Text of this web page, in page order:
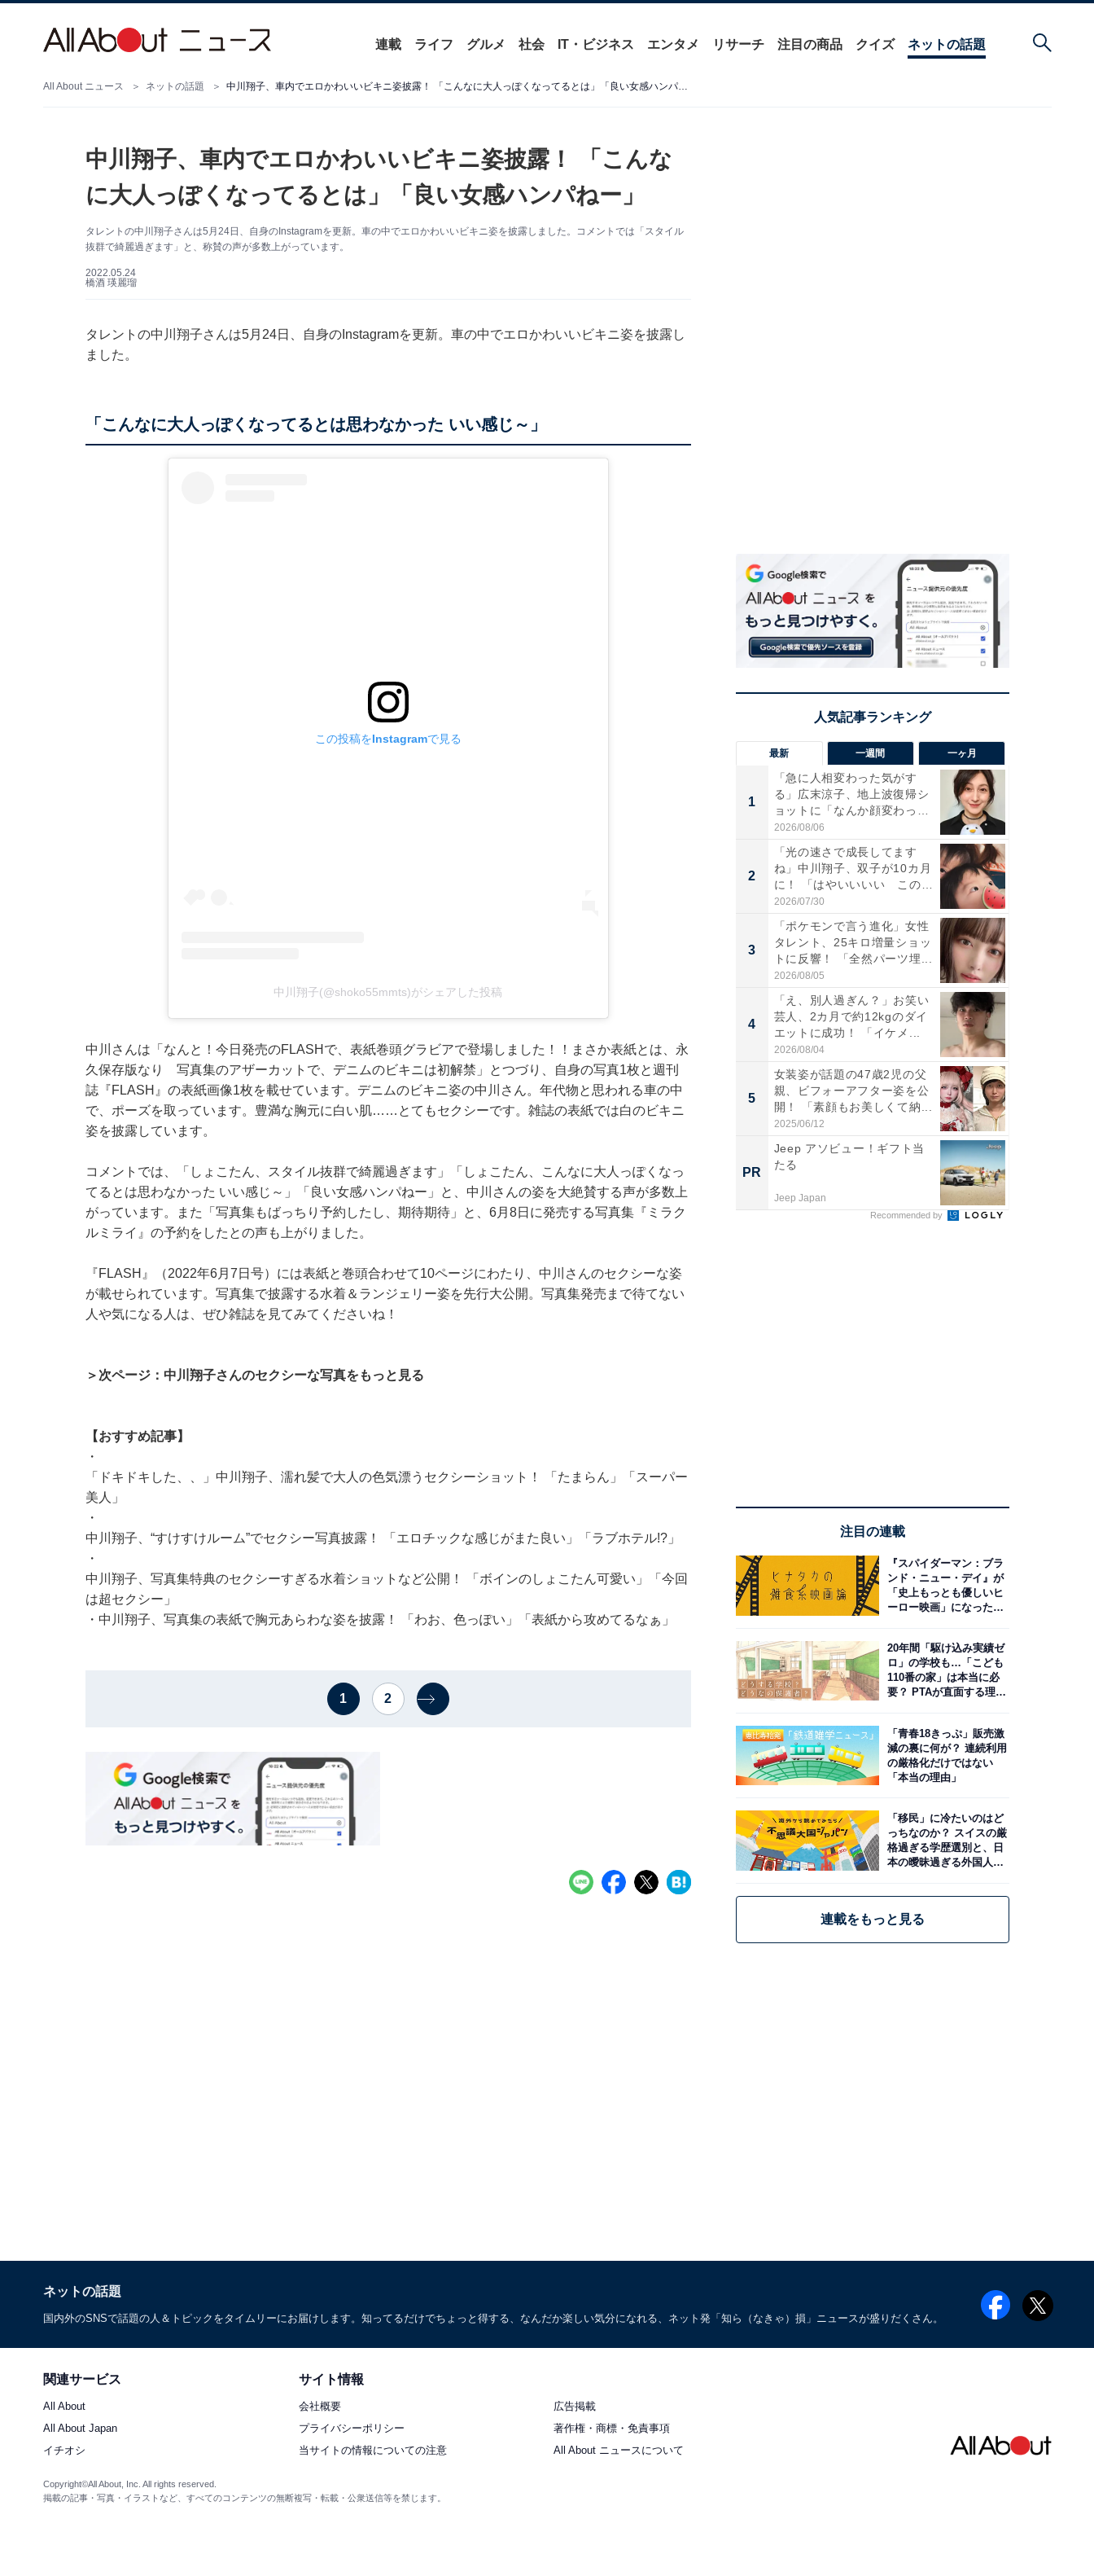
連載 ライフ グルメ 社会 IT・ビジネス エンタメ リサーチ 注目の商品 クイズ ネットの話題
All About ニュース ネットの話題 中川翔子、車内でエロかわいいビキニ姿披露！ 「こんなに大人っぽくなってるとは」「良い女感ハンパねー」
中川翔子、車内でエロかわいいビキニ姿披露！ 「こんな
に大人っぽくなってるとは」「良い女感ハンパねー」
タレントの中川翔子さんは5月24日、自身のInstagramを更新。車の中でエロかわいいビキニ姿を披露しました。コメントでは「スタイル
抜群で綺麗過ぎます」と、称賛の声が多数上がっています。
2022.05.24
橋酒 瑛麗瑠
タレントの中川翔子さんは5月24日、自身のInstagramを更新。車の中でエロかわいいビキニ姿を披露し
ました。
「こんなに大人っぽくなってるとは思わなかった いい感じ～」
この投稿をInstagramで見る
中川翔子(@shoko55mmts)がシェアした投稿
中川さんは「なんと！今日発売のFLASHで、表紙巻頭グラビアで登場しました！！まさか表紙とは、永
久保存版なり 写真集のアザーカットで、デニムのビキニは初解禁」とつづり、自身の写真1枚と週刊
誌『FLASH』の表紙画像1枚を載せています。デニムのビキニ姿の中川さん。年代物と思われる車の中
で、ポーズを取っています。豊満な胸元に白い肌……とてもセクシーです。雑誌の表紙では白のビキニ
姿を披露しています。
コメントでは、「しょこたん、スタイル抜群で綺麗過ぎます」「しょこたん、こんなに大人っぽくなっ
てるとは思わなかった いい感じ～」「良い女感ハンパねー」と、中川さんの姿を大絶賛する声が多数上
がっています。また「写真集もばっちり予約したし、期待期待」と、6月8日に発売する写真集『ミラク
ルミライ』の予約をしたとの声も上がりました。
『FLASH』（2022年6月7日号）には表紙と巻頭合わせて10ページにわたり、中川さんのセクシーな姿
が載せられています。写真集で披露する水着＆ランジェリー姿を先行大公開。写真集発売まで待てない
人や気になる人は、ぜひ雑誌を見てみてくださいね！
＞次ページ：中川翔子さんのセクシーな写真をもっと見る
【おすすめ記事】
・
「ドキドキした、、」中川翔子、濡れ髪で大人の色気漂うセクシーショット！ 「たまらん」「スーパー
美人」
・
中川翔子、“すけすけルーム”でセクシー写真披露！ 「エロチックな感じがまた良い」「ラブホテル!?」
・
中川翔子、写真集特典のセクシーすぎる水着ショットなど公開！ 「ボインのしょこたん可愛い」「今回
は超セクシー」
・ 中川翔子、写真集の表紙で胸元あらわな姿を披露！ 「わお、色っぽい」「表紙から攻めてるなぁ」
1 2
最新 一週間 一ヶ月
1
「急に人相変わった気がす
る」広末涼子、地上波復帰シ
ョットに「なんか顔変わっ
た」の...
2026/08/06
2
「光の速さで成長してます
ね」中川翔子、双子が10カ月
に！ 「はやいいいい この
前...
2026/07/30
3
「ポケモンで言う進化」女性
タレント、25キロ増量ショッ
トに反響！ 「全然パーツ埋...
2026/08/05
4
「え、別人過ぎん？」お笑い
芸人、2カ月で約12kgのダイ
エットに成功！ 「イケメ...
2026/08/04
5
女装姿が話題の47歳2児の父
親、ビフォーアフター姿を公
開！ 「素顔もお美しくて納...
2025/06/12
PR
Jeep アソビュー！ギフト当
たる
Jeep Japan
Recommended by
注目の連載
『スパイダーマン：ブラ
ンド・ニュー・デイ』が
「史上もっとも優しいヒ
ーロー映画」になった理
20年間「駆け込み実績ゼ
ロ」の学校も…「こども
110番の家」は本当に必
要？ PTAが直面する理想
「青春18きっぷ」販売激
減の裏に何が？ 連続利用
の厳格化だけではない
「本当の理由」
「移民」に冷たいのはど
っちなのか？ スイスの厳
格過ぎる学歴選別と、日
本の曖昧過ぎる外国人政
連載をもっと見る
ネットの話題
国内外のSNSで話題の人＆トピックをタイムリーにお届けします。知ってるだけでちょっと得する、なんだか楽しい気分になれる、ネット発「知ら（なきゃ）損」ニュースが盛りだくさん。
関連サービス
All About
All About Japan
イチオシ
サイト情報
会社概要
広告掲載
プライバシーポリシー
著作権・商標・免責事項
当サイトの情報についての注意
All About ニュースについて
Copyright©All About, Inc. All rights reserved.
掲載の記事・写真・イラストなど、すべてのコンテンツの無断複写・転載・公衆送信等を禁じます。